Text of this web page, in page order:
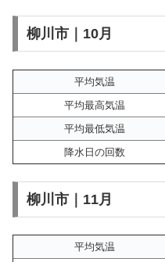
柳川市｜10月
平均気温
平均最高気温
平均最低気温
降水日の回数
柳川市｜11月
平均気温